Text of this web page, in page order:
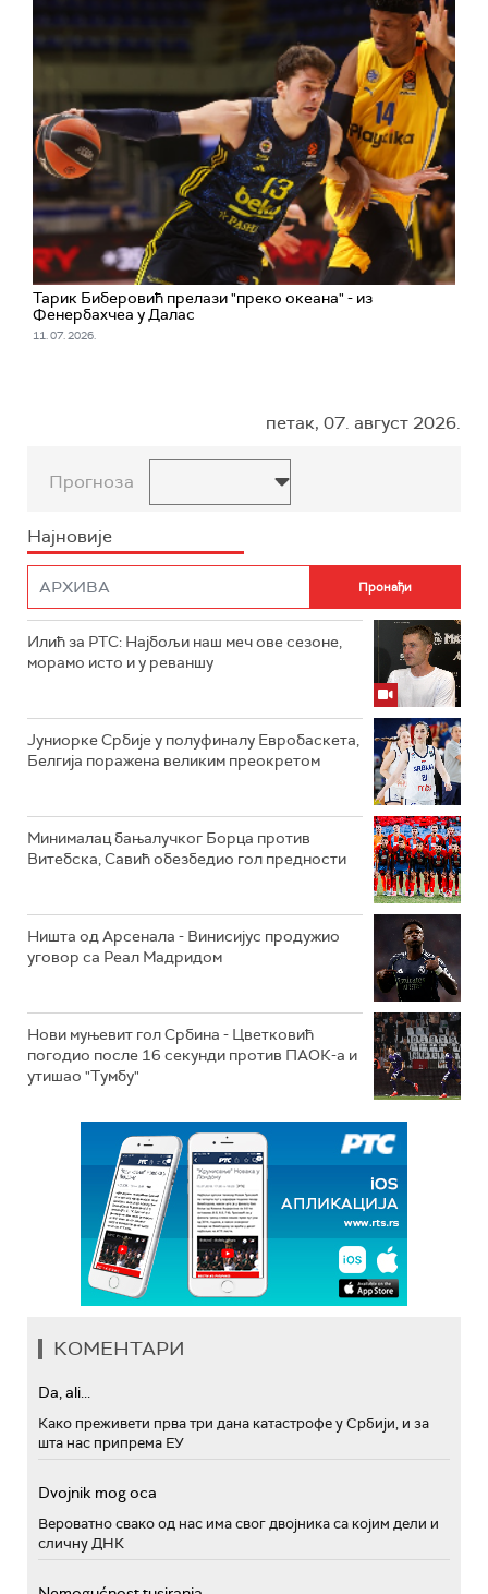
Тарик Биберовић прелази "преко океана" - из
Фенербахчеа у Далас
11. 07. 2026.
петак, 07. август 2026.
Прогноза
Најновије
Илић за РТС: Најбољи наш меч ове сезоне,
морамо исто и у реваншу
Јуниорке Србије у полуфиналу Евробаскета,
Белгија поражена великим преокретом
Минималац бањалучког Борца против
Витебска, Савић обезбедио гол предности
Ништа од Арсенала - Винисијус продужио
уговор са Реал Мадридом
Нови муњевит гол Србина - Цветковић
погодио после 16 секунди против ПАОК-а и
утишао "Тумбу"
КОМЕНТАРИ
Da, ali...
Како преживети прва три дана катастрофе у Србији, и за
шта нас припрема ЕУ
Dvojnik mog oca
Вероватно свако од нас има свог двојника са којим дели и
сличну ДНК